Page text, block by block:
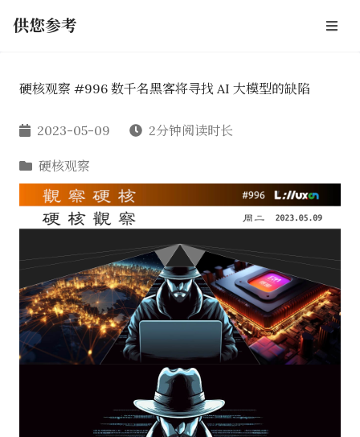
供您参考
硬核观察 #996 数千名黑客将寻找 AI 大模型的缺陷
2023-05-09 2分钟阅读时长
硬核观察